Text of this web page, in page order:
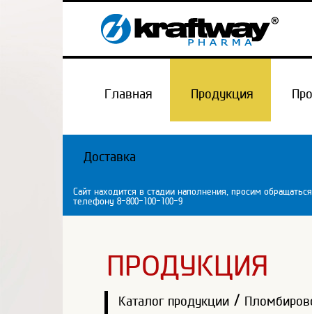
Главная Продукция
Доставка
Сайт находится в стадии наполнения, просим
телефону 8-800-100-100-9
ПРОДУКЦИЯ
Каталог продукции /